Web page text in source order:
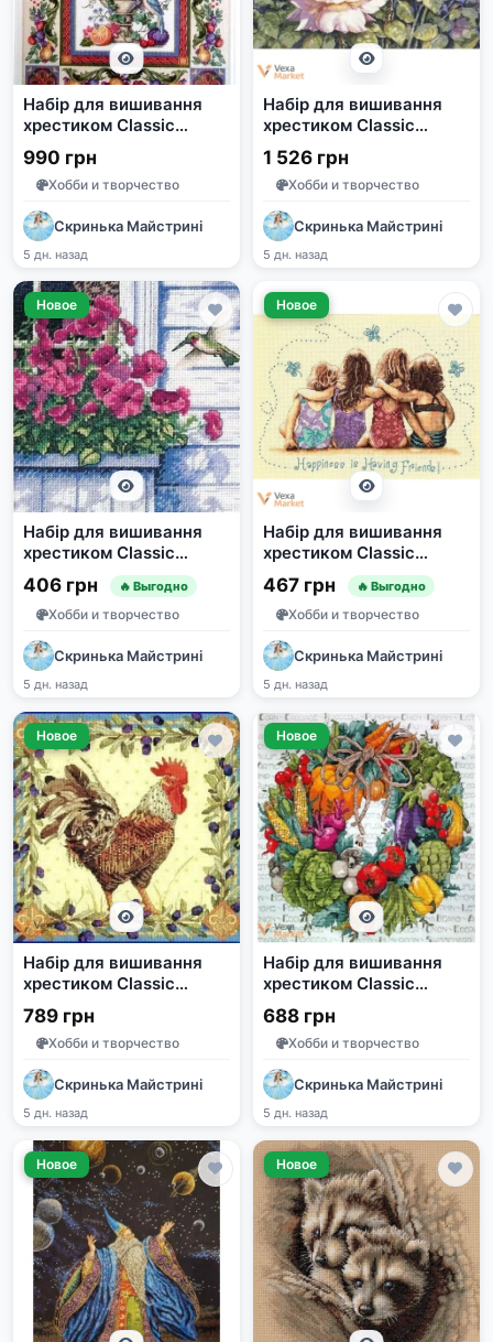
Набір для вишивання
хрестиком Classic
Design Елегантний
натюрморт 4498
990 грн
Хобби и творчество
Скринька Майстрині
5 дн. назад
Набір для вишивання
хрестиком Classic
Design 4503 Акварельні
Троянди 53 х 37 см
1 526 грн
Хобби и творчество
Скринька Майстрині
5 дн. назад
Новое
Набір для вишивання
хрестиком Classic
Design 4504 "Колібрі
біля вікна"
406 грн 🔥 Выгодно
Хобби и творчество
Скринька Майстрині
5 дн. назад
Новое
Набір для вишивання
хрестиком Classic
Design 4507 "Подружки"
467 грн 🔥 Выгодно
Хобби и творчество
Скринька Майстрині
5 дн. назад
Новое
Набір для вишивання
хрестиком Classic
Design Півник 4509
789 грн
Хобби и творчество
Скринька Майстрині
5 дн. назад
Новое
Набір для вишивання
хрестиком Classic
Design Щедрий урожай
4512
688 грн
Хобби и творчество
Скринька Майстрині
5 дн. назад
Новое Новое